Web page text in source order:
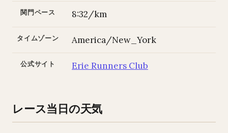
関門ペース 8:32/km
タイムゾーン America/New_York
公式サイト Erie Runners Club
レース当日の天気